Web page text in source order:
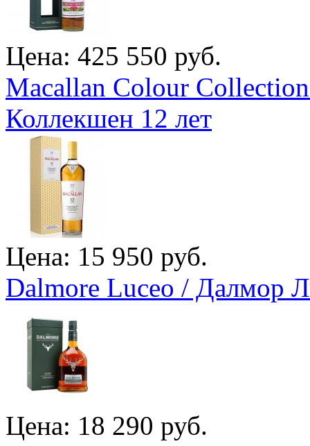
Цена: 425 550 руб.
Macallan Colour
Коллекшен 12 лет
Цена: 15 950 руб.
Dalmore Luceo / Далмор
Цена: 18 290 руб.